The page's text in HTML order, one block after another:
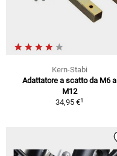
Kern-Stabi
Adattatore a scatto da M6 a
M12
34,95 €1